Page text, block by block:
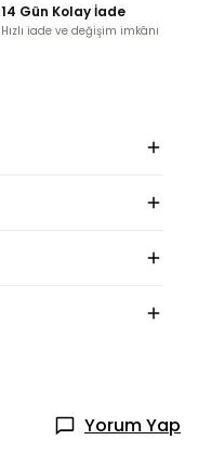
14 Gün Kolay İade
Hızlı iade ve değişim imkânı
Yorum Yap